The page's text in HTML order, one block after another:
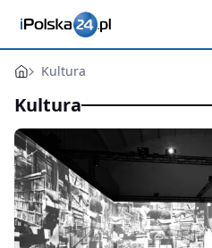
Kultura
Kultura